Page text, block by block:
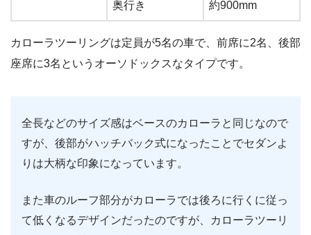
奥行き 約900mm
カローラツーリングは定員が5名の車で、前席に2名、後部
座席に3名というオーソドックスなタイプです。
全長などのサイズ感はベースのカローラと同じなので
すが、後部がハッチバック式になったことでセダンよ
りは大柄な印象になっています。
また車のルーフ部分がカローラでは後ろに行くに従っ
て低くなるデザインだったのですが、カローラツーリ